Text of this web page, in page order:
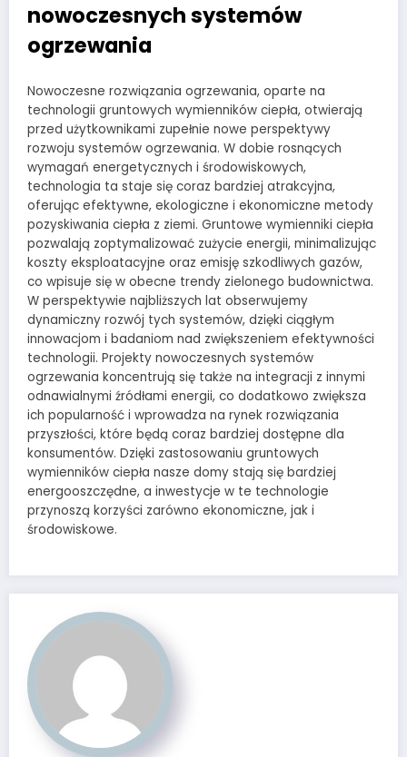
nowoczesnych systemów
ogrzewania
Nowoczesne rozwiązania ogrzewania, oparte na
technologii gruntowych wymienników ciepła, otwierają
przed użytkownikami zupełnie nowe perspektywy
rozwoju systemów ogrzewania. W dobie rosnących
wymagań energetycznych i środowiskowych,
technologia ta staje się coraz bardziej atrakcyjna,
oferując efektywne, ekologiczne i ekonomiczne metody
pozyskiwania ciepła z ziemi. Gruntowe wymienniki ciepła
pozwalają zoptymalizować zużycie energii, minimalizując
koszty eksploatacyjne oraz emisję szkodliwych gazów,
co wpisuje się w obecne trendy zielonego budownictwa.
W perspektywie najbliższych lat obserwujemy
dynamiczny rozwój tych systemów, dzięki ciągłym
innowacjom i badaniom nad zwiększeniem efektywności
technologii. Projekty nowoczesnych systemów
ogrzewania koncentrują się także na integracji z innymi
odnawialnymi źródłami energii, co dodatkowo zwiększa
ich popularność i wprowadza na rynek rozwiązania
przyszłości, które będą coraz bardziej dostępne dla
konsumentów. Dzięki zastosowaniu gruntowych
wymienników ciepła nasze domy stają się bardziej
energooszczędne, a inwestycje w te technologie
przynoszą korzyści zarówno ekonomiczne, jak i
środowiskowe.